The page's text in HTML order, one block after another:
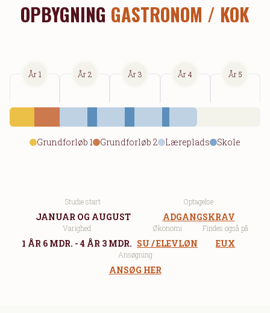
OPBYGNING GASTRONOM / KOK
År 1 År 2 År 3 År 4 År 5
Grundforløb 1 Grundforløb 2 Læreplads Skole
Studie start
JANUAR OG AUGUST
Optagelse
ADGANGSKRAV
Varighed
1 ÅR 6 MDR. - 4 ÅR 3 MDR.
Økonomi
SU / ELEVLØN
Findes også på
EUX
Ansøgning
ANSØG HER